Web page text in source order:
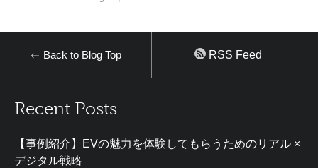
Back to Blog Top RSS Feed
Recent Posts
【事例紹介】EVの魅力を体験してもらうためのリアル ×
デジタル戦略